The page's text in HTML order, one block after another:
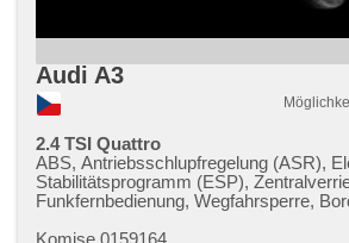
Audi A3
2.4 TSI Quattro
ABS, Antriebsschlupfregelung (ASR),
Stabilitätsprogramm (ESP),
Funkfernbedienung, Wegfahrsperre,
Multifunktionslenkrad, Getönte
Komise 0159164